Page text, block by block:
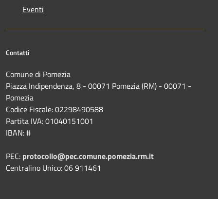
Eventi
Contatti
Comune di Pomezia
Piazza Indipendenza, 8 - 00071 Pomezia (RM) - 00071 -
Pomezia
Codice Fiscale: 02298490588
Partita IVA: 01040151001
IBAN: #
PEC: protocollo@pec.comune.pomezia.rm.it
Centralino Unico: 06 911461